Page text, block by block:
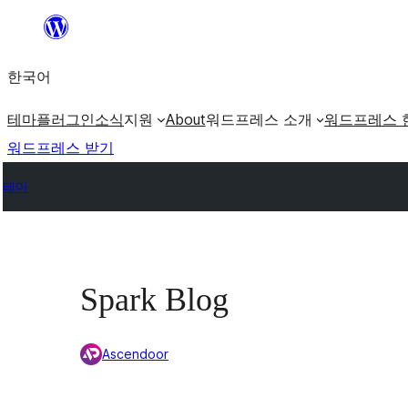
츠
로
로
가
한국어
테마플러그인소식지원 About워드프레스 소개 워드프레스
워드프레스 받기
테마
Spark Blog
Ascendoor